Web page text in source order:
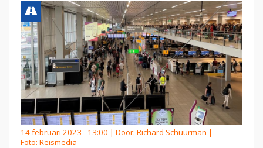
14 februari 2023 - 13:00 | Door: Richard Schuurman |
Foto: Reismedia